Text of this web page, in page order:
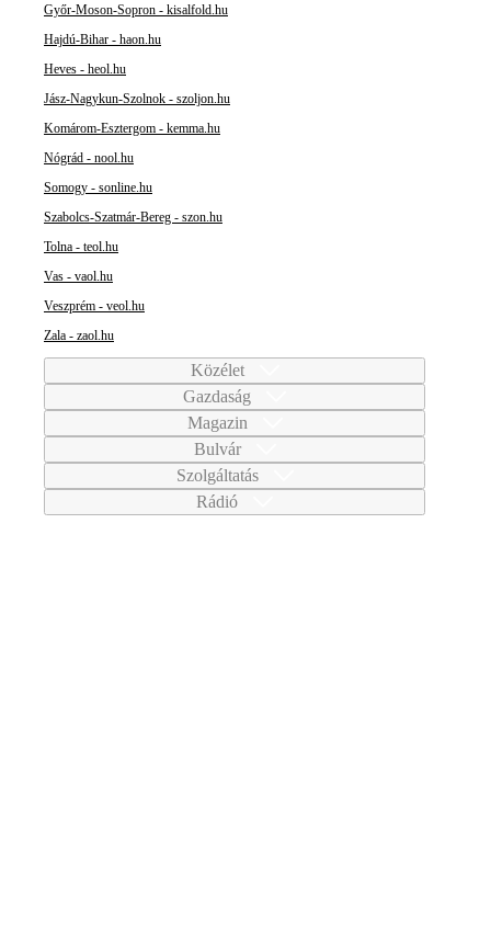
Győr-Moson-Sopron - kisalfold.hu
Hajdú-Bihar - haon.hu
Heves - heol.hu
Jász-Nagykun-Szolnok - szoljon.hu
Komárom-Esztergom - kemma.hu
Nógrád - nool.hu
Somogy - sonline.hu
Szabolcs-Szatmár-Bereg - szon.hu
Tolna - teol.hu
Vas - vaol.hu
Veszprém - veol.hu
Zala - zaol.hu
Közélet
Gazdaság
Magazin
Bulvár
Szolgáltatás
Rádió